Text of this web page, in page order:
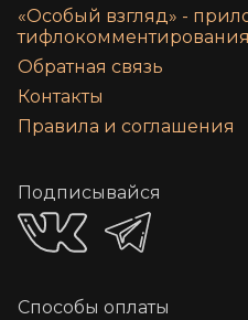
«‎Особый взгляд» -
тифлокомментирования
Обратная связь
Контакты
Правила и соглашения
Подписывайся
Способы оплаты